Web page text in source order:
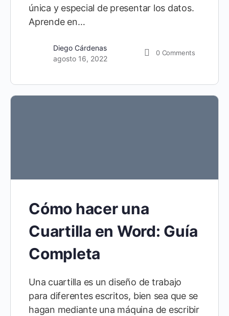
única y especial de presentar los datos.
Aprende en…
Diego Cárdenas
agosto 16, 2022
0 Comments
Cómo hacer una
Cuartilla en Word: Guía
Completa
Una cuartilla es un diseño de trabajo
para diferentes escritos, bien sea que se
hagan mediante una máquina de escribir